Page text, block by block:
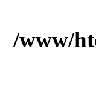
/www/